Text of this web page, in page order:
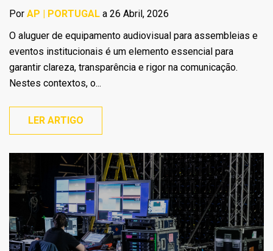
Por AP | PORTUGAL a 26 Abril, 2026
O aluguer de equipamento audiovisual para assembleias e
eventos institucionais é um elemento essencial para
garantir clareza, transparência e rigor na comunicação.
Nestes contextos, o...
LER ARTIGO